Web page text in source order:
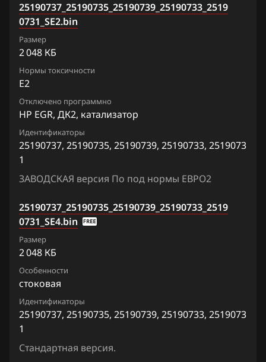
Kaiyi
Kia
King Long
Lancia
Land Rover
Lexus
Lincoln
Livan
Luxgen
MAN
Maserati
Mazda
Mercedes-Benz
25190737_25190735_25190739_25190733_2519
0731_SE2.bin
Размер
2 048 КБ
Нормы токсичности
E2
Отключено программно
HP EGR, ДК2, катализатор
Идентификаторы
25190737, 25190735, 25190739, 25190733, 2519073
1
ЗАВОДСКАЯ версия По под нормы ЕВРО2
25190737_25190735_25190739_25190733_2519
0731_SE4.bin
Размер
2 048 КБ
Особенности
стоковая
Идентификаторы
25190737, 25190735, 25190739, 25190733, 2519073
1
Стандартная версия.